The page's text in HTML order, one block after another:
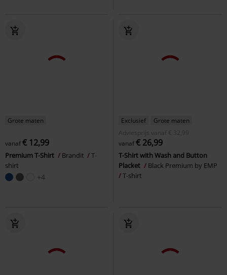
Grote maten
vanaf€ 12,99
Premium T-Shirt Brandit
T-
shirt
+4
Exclusief
Grote maten
Adviesprijs
vanaf € 32,99
vanaf€ 26,99
T-Shirt with Wash and Button
Placket
Black Premium by EMP
T-shirt